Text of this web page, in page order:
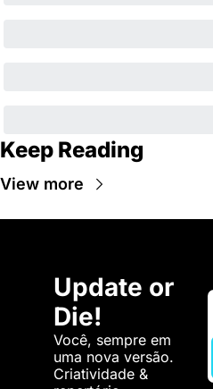
Keep Reading
View more
Update or
Die!
Você, sempre em
uma nova versão.
Criatividade &